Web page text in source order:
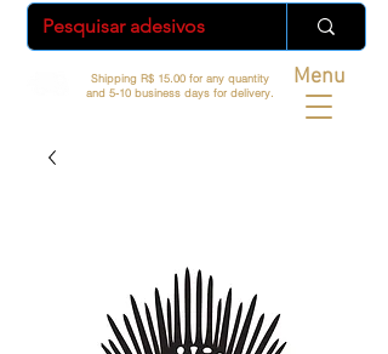
Menu
Shipping R$ 15.00 for any quantity
and 5-10 business days for delivery.